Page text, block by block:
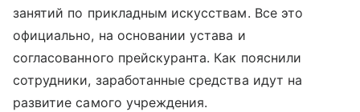
занятий по прикладным искусствам. Все это
официально, на основании устава и
согласованного прейскуранта. Как пояснили
сотрудники, заработанные средства идут на
развитие самого учреждения.